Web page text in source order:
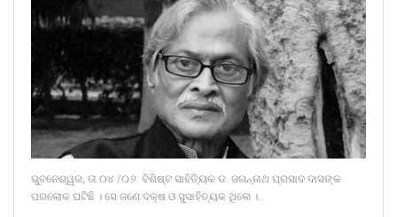
ଭୁବନେଶ୍ୱର, ତା.୦୪ /୦୬: ବିଶିଷ୍ଟ ସାହିତ୍ୟିକ ଡ. ଜଗନ୍ନାଥ ପ୍ରସାଦ ଦାସଙ୍କ
ପରଲୋକ ଘଟିଛି । ସେ ଜଣେ ଦକ୍ଷ ଓ ସୁସାହିତ୍ୟକ ଥିଲେ ।…